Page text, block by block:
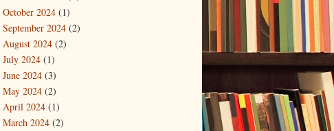
October 2024 (1)
September 2024 (2)
August 2024 (2)
July 2024 (1)
June 2024 (3)
May 2024 (2)
April 2024 (1)
March 2024 (2)